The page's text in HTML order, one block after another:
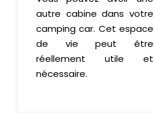
autre cabine dans votre
camping car. Cet espace
de vie peut être
réellement utile et
nécessaire.